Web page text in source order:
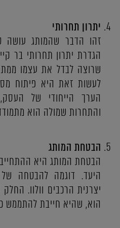
יתרון תחרותי
זהו הדבר שהמותג עושה
הגדרת יתרון תחרותי בר
שרוצה לבדל את עצמו
לעשות זאת היא פיתוח
הערך הייחודי של
והתחרות שמולה הוא
הבטחת המותג
הבטחת המותג היא
היעד. דוגמה להבטחה
יצרנית הרכבים וולוו.
הוא, שהיא חייבת להתממש